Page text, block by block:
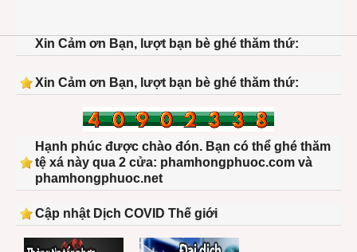
Xin Cảm ơn Bạn, lượt bạn bè ghé thăm thứ:
Xin Cảm ơn Bạn, lượt bạn bè ghé thăm thứ:
Hạnh phúc được chào đón. Bạn có thể ghé thăm
tệ xá này qua 2 cửa: phamhongphuoc.com và
phamhongphuoc.net
Cập nhật Dịch COVID Thế giới